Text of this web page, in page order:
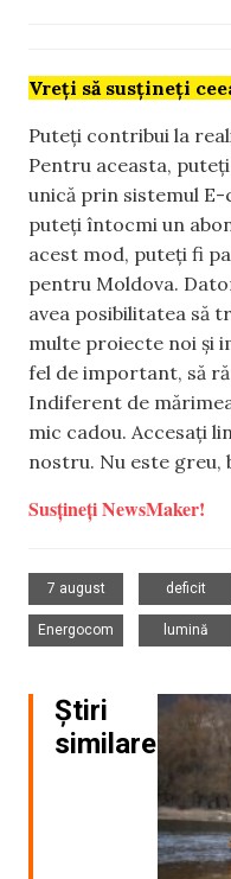
Vreți să susțineți
Puteți contribui la
Pentru aceasta,
unică prin sistemul E-
puteți întocmi un
acest mod, puteți fi
pentru Moldova.
avea posibilitatea să
multe proiecte noi și
fel de important, să
Indiferent de
mic cadou. Accesați
nostru. Nu este greu,
Susțineți NewsMaker!
7 august
deficit
Energocom
lumină
Știri
similare